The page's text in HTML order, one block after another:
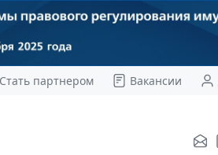
Стать партнером Вакансии